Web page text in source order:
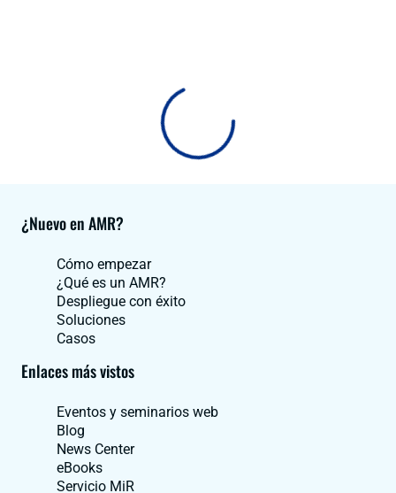
¿Nuevo en AMR?
Cómo empezar
¿Qué es un AMR?
Despliegue con éxito
Soluciones
Casos
Enlaces más vistos
Eventos y seminarios web
Blog
News Center
eBooks
Servicio MiR